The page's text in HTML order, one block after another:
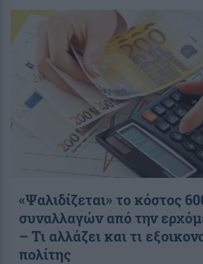
«Ψαλιδίζεται» το κόστος
συναλλαγών από την
– Τι αλλάζει και τι
πολίτης